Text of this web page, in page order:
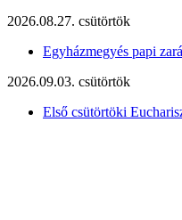
2026.08.27. csütörtök
Egyházmegyés papi
2026.09.03. csütörtök
Első csütörtöki